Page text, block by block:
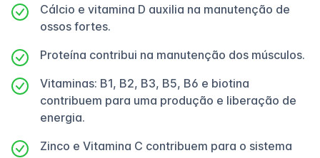
Cálcio e vitamina D auxilia na manutenção de
ossos fortes.
Proteína contribui na manutenção dos músculos.
Vitaminas: B1, B2, B3, B5, B6 e biotina
contribuem para uma produção e liberação de
energia.
Zinco e Vitamina C contribuem para o sistema